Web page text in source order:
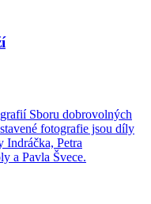
Sboru dobrovolných
fotografie jsou díly
Indráčka, Petra
a Pavla Švece.